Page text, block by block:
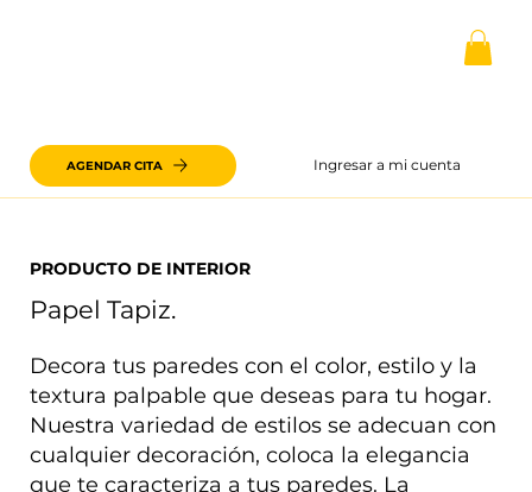
Ingresar a mi cuenta
AGENDAR CITA
Papel Tapiz.
PRODUCTO DE INTERIOR
Decora tus paredes con el color, estilo y la
textura palpable que deseas para tu hogar.
Nuestra variedad de estilos se adecuan con
cualquier decoración, coloca la elegancia
que te caracteriza a tus paredes. La